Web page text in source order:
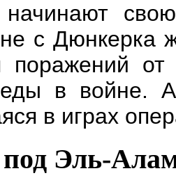
с Дюнкерка
поражений
в войне.
в играх
Эль-